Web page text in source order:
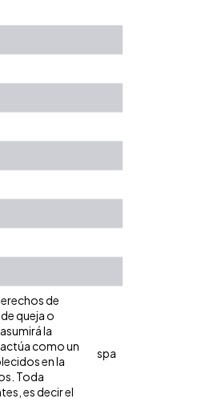
de
queja o
la
como un
en la
Toda
es decir el
spa